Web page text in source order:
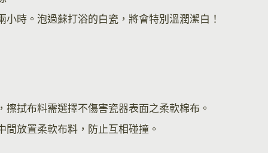
時。泡過蘇打浴的白瓷，將會特別溫潤潔白！
拭布料需選擇不傷害瓷器表面之柔軟棉布。
放置柔軟布料，防止互相碰撞。